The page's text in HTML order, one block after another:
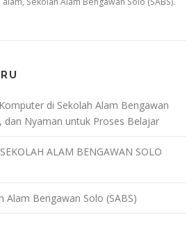
di Sekolah Alam Bengawan
dan Nyaman untuk Proses Belajar
ALAM BENGAWAN SOLO
Alam Bengawan Solo (SABS)